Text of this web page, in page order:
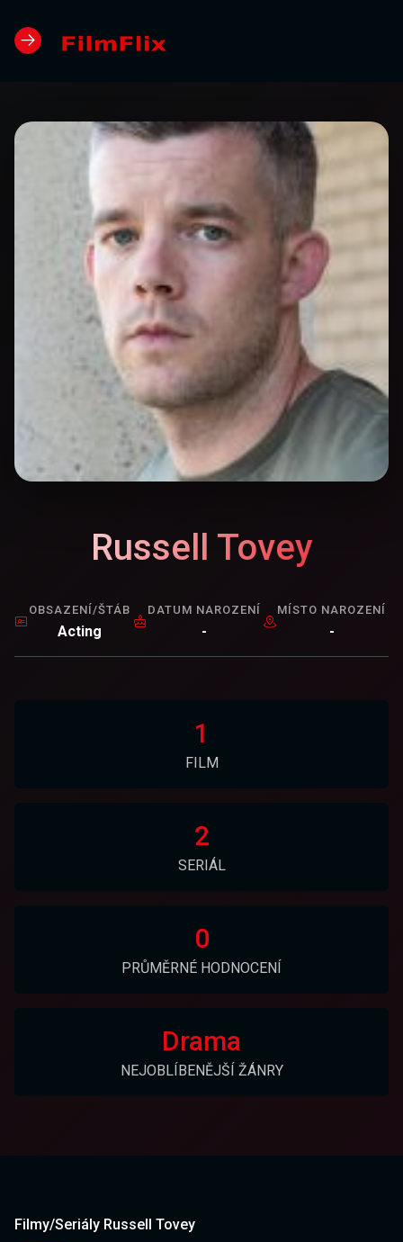
Russell Tovey
OBSAZENÍ/ŠTÁB
Acting
DATUM NAROZENÍ
-
MÍSTO NAROZENÍ
-
1
FILM
2
SERIÁL
0
PRŮMĚRNÉ HODNOCENÍ
Drama
NEJOBLÍBENĚJŠÍ ŽÁNRY
Filmy/Seriály Russell Tovey